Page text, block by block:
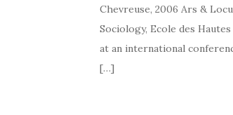
Chevreuse, 2006 Ars &
Sociology, Ecole des
at an international
[…]